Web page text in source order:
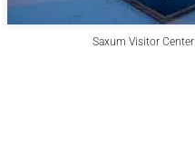
Saxum Visitor Center